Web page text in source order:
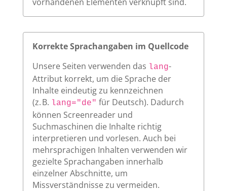
Korrekte Sprachangaben im Quellcode
Unsere Seiten verwenden das lang-
Attribut korrekt, um die Sprache der
Inhalte eindeutig zu kennzeichnen
(z. B. lang="de" für Deutsch). Dadurch
können Screenreader und
Suchmaschinen die Inhalte richtig
interpretieren und vorlesen. Auch bei
mehrsprachigen Inhalten verwenden wir
gezielte Sprachangaben innerhalb
einzelner Abschnitte, um
Missverständnisse zu vermeiden.